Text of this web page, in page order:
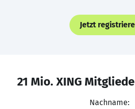
Jetzt
21 Mio. XING
Nachname: